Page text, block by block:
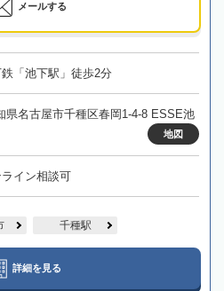
メールする
「池下駅」徒歩2分
県名古屋市千種区春岡1-4-8 ESSE池
地図
イン相談可
千種駅
詳細を見る